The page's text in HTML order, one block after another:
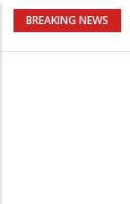
BREAKING NEWS